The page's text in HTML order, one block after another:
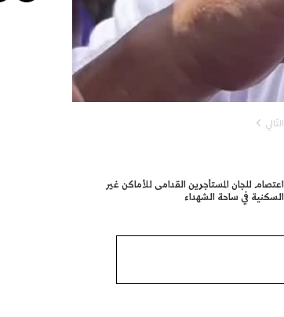
التّالي
اعتصام للجان المستأجرين القدامى للأماكن غير
السكنية في ساحة الشهداء